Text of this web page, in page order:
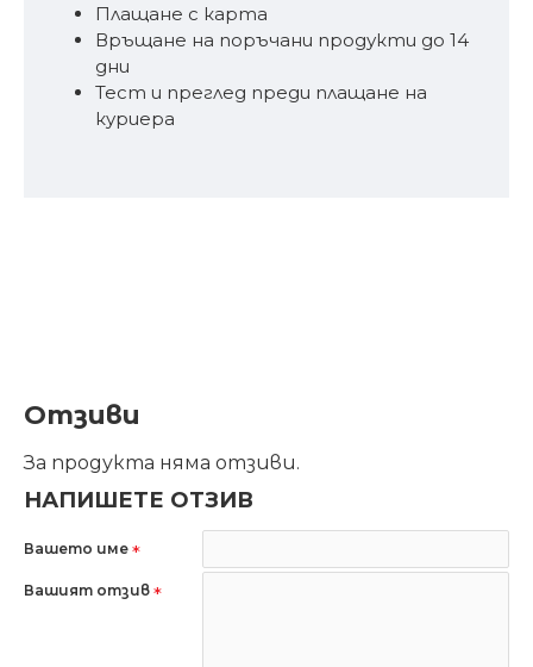
Плащане с карта
Връщане на поръчани продукти до 14
дни
Тест и преглед преди плащане на
куриера
Отзиви
За продукта няма отзиви.
НАПИШЕТЕ ОТЗИВ
Вашето име
Вашият отзив